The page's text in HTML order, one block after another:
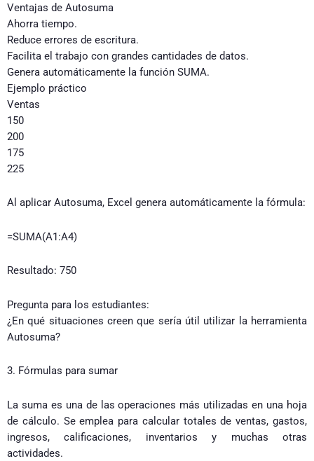
Ventajas de Autosuma
Ahorra tiempo.
Reduce errores de escritura.
Facilita el trabajo con grandes cantidades de datos.
Genera automáticamente la función SUMA.
Ejemplo práctico
Ventas
150
200
175
225
Al aplicar Autosuma, Excel genera automáticamente la fórmula:
=SUMA(A1:A4)
Resultado: 750
Pregunta para los estudiantes:
¿En qué situaciones creen que sería útil utilizar la herramienta
Autosuma?
3. Fórmulas para sumar
La suma es una de las operaciones más utilizadas en una hoja
de cálculo. Se emplea para calcular totales de ventas, gastos,
ingresos, calificaciones, inventarios y muchas otras
actividades.